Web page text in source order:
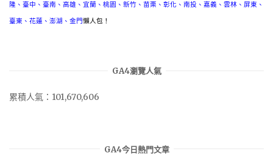
隆 、 臺中 、 臺南 、 高雄 、 宜蘭 、 桃園 、 新竹 、 苗栗 、 彰化 、 南投 、 嘉義 、 雲林 、 屏東 、
臺東 、 花蓮 、 澎湖 、 金門懶人包！
GA4瀏覽人氣
累積人氣：101,670,606
GA4今日熱門文章